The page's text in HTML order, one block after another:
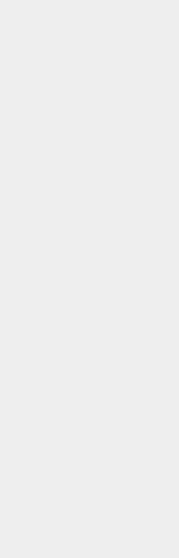
7 Syarat Menjadi